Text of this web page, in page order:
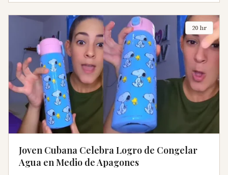
20 hr
Joven Cubana Celebra Logro de Congelar
Agua en Medio de Apagones